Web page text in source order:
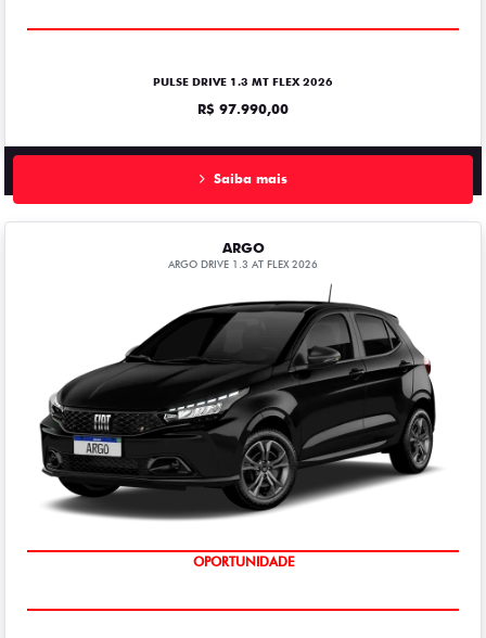
PULSE DRIVE 1.3 MT FLEX 2026
R$ 97.990,00
Saiba mais
ARGO
ARGO DRIVE 1.3 AT FLEX 2026
OPORTUNIDADE